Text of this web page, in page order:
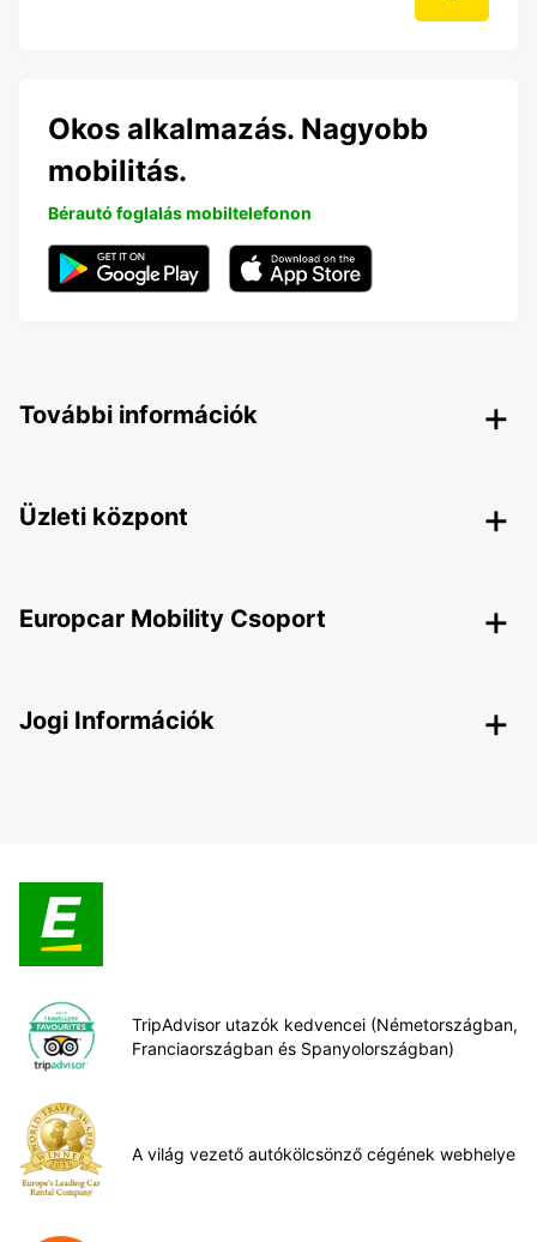
Okos alkalmazás. Nagyobb
mobilitás.
Bérautó foglalás mobiltelefonon
További információk
Üzleti központ
Europcar Mobility Csoport
Jogi Információk
TripAdvisor utazók kedvencei (Németországban,
Franciaországban és Spanyolországban)
A világ vezető autókölcsönző cégének webhelye